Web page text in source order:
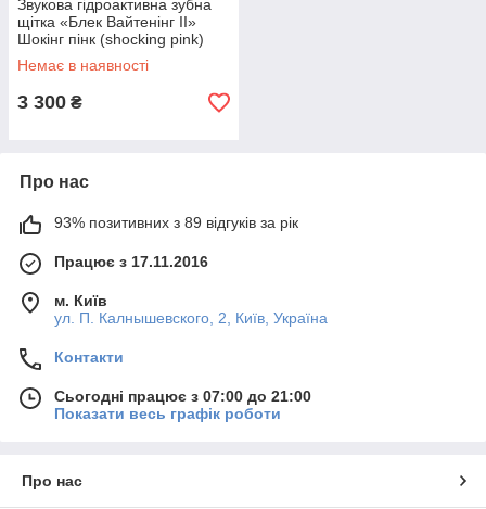
Звукова гідроактивна зубна
щітка «Блек Вайтенінг ІІ»
Шокінг пінк (shocking pink)
Немає в наявності
3 300 ₴
Про нас
93% позитивних з 89 відгуків за рік
Працює з 17.11.2016
м. Київ
ул. П. Калнышевского, 2, Київ, Україна
Контакти
Сьогодні працює з 07:00 до 21:00
Показати весь графік роботи
Про нас